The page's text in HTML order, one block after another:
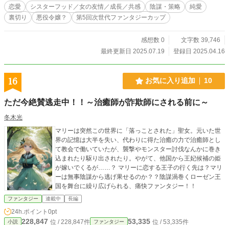
恋愛 シスターフッド／女の友情／成長／共感 陰謀・策略
純愛
裏切り
悪役令嬢？ 第5回次世代ファンタジーカップ
感想数 0
文字数 39,746
最終更新日 2025.07.19
登録日 2025.04.16
16 お気に入り追加 10
ただ今絶賛逃走中！！～治癒師が詐欺師にされる前に～
冬木光
マリーは突然この世界に「落っことされた」聖女。元いた世
界の記憶は大半を失い、代わりに得た治癒の力で治癒師とし
て教会で働いていたが、襲撃やモンスター討伐なんかに巻き
込まれたり駆り出されたり。やがて、他国から王妃候補の姫
が嫁いでくるが……？ マリーに恋する王子の行く先は？マリ
ーは無事陰謀から逃げ果せるのか？？陰謀渦巻くローゼン王
国を舞台に繰り広げられる、痛快ファンタジー！！
ファンタジー 連載中 長編
24h.ポイント 0pt
小説 228,847 位 / 228,847件 ファンタジー 53,335 位 / 53,335件